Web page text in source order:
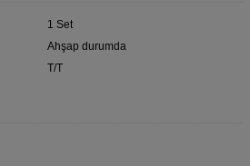
1 Set
Ahşap durumda
T/T